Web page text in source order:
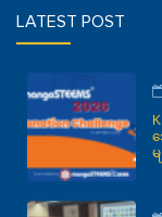
LATEST POST